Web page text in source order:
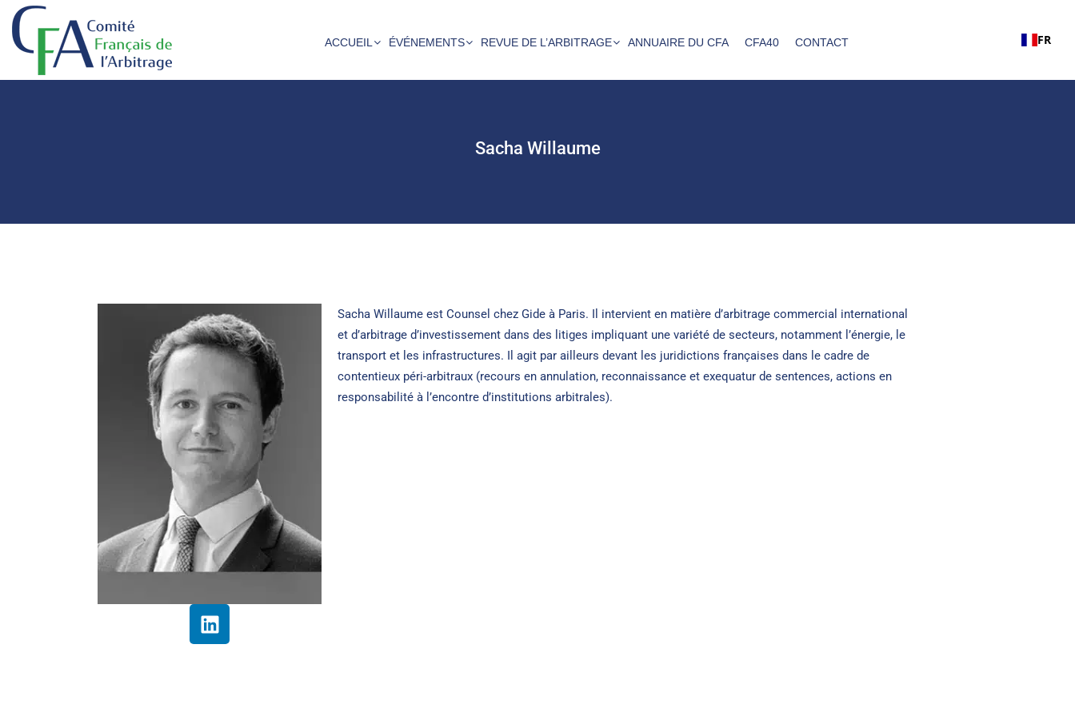
ACCUEIL ÉVÉNEMENTS REVUE DE L’ARBITRAGE ANNUAIRE DU CFA CFA40 CONTACT FR
Sacha Willaume
Sacha Willaume est Counsel chez Gide à Paris. Il intervient en matière d’arbitrage commercial international
et d’arbitrage d’investissement dans des litiges impliquant une variété de secteurs, notamment l’énergie, le
transport et les infrastructures. Il agit par ailleurs devant les juridictions françaises dans le cadre de
contentieux péri-arbitraux (recours en annulation, reconnaissance et exequatur de sentences, actions en
responsabilité à l’encontre d’institutions arbitrales).